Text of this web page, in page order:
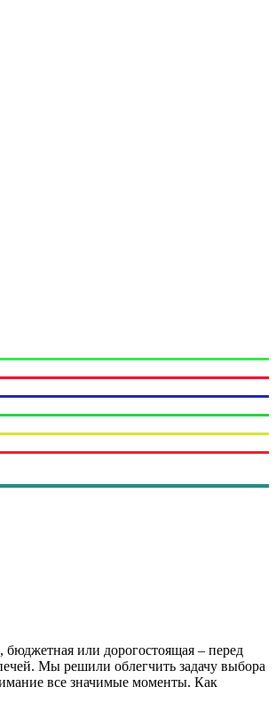
бюджетная или дорогостоящая – перед
Мы решили облегчить задачу выбора
все значимые моменты. Как